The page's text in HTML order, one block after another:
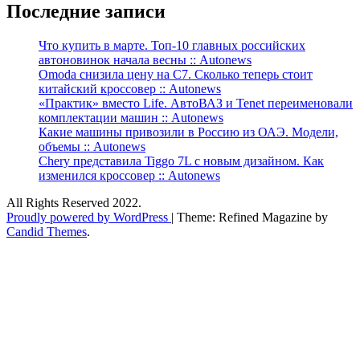
Последние записи
Что купить в марте. Топ-10 главных российских
автоновинок начала весны :: Autonews
Omoda снизила цену на C7. Сколько теперь стоит
китайский кроссовер :: Autonews
«Практик» вместо Life. АвтоВАЗ и Tenet переименовали
комплектации машин :: Autonews
Какие машины привозили в Россию из ОАЭ. Модели,
объемы :: Autonews
Chery представила Tiggo 7L с новым дизайном. Как
изменился кроссовер :: Autonews
All Rights Reserved 2022.
Proudly powered by WordPress | Theme: Refined Magazine by
Candid Themes.